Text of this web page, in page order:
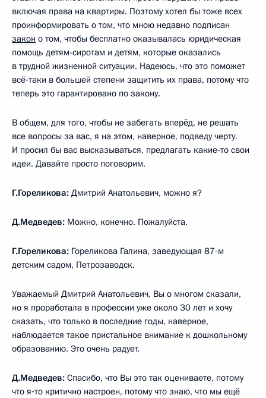
включая права на квартиры. Поэтому хотел бы тоже всех
проинформировать о том, что мною недавно подписан
закон о том, чтобы бесплатно оказывалась юридическая
помощь детям-сиротам и детям, которые оказались
в трудной жизненной ситуации. Надеюсь, что это поможет
всё‑таки в большей степени защитить их права, потому что
теперь это гарантировано по закону.
В общем, для того, чтобы не забегать вперёд, не решать
все вопросы за вас, я на этом, наверное, подведу черту.
И просил бы вас высказываться, предлагать какие‑то свои
идеи. Давайте просто поговорим.
Г.Гореликова: Дмитрий Анатольевич, можно я?
Д.Медведев: Можно, конечно. Пожалуйста.
Г.Гореликова: Гореликова Галина, заведующая 87-м
детским садом, Петрозаводск.
Уважаемый Дмитрий Анатольевич, Вы о многом сказали,
но я проработала в профессии уже около 30 лет и хочу
сказать, что только в последние годы, наверное,
наблюдается такое пристальное внимание к дошкольному
образованию. Это очень радует.
Д.Медведев: Спасибо, что Вы это так оцениваете, потому
что я‑то критично настроен, потому что знаю, что мы ещё